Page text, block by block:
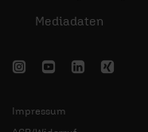
Mediadaten
Impressum